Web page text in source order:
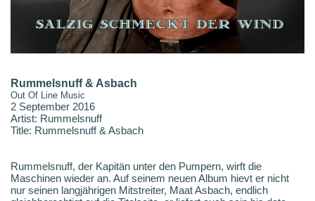
Rummelsnuff & Asbach
Out Of Line Music
2 September 2016
Artist: Rummelsnuff
Title: Rummelsnuff & Asbach
Rummelsnuff, der Kapitän unter den Pumpern, wirft die
Maschinen wieder an. Auf seinem neuen Album hievt er nicht
nur seinen langjährigen Mitstreiter, Maat Asbach, endlich